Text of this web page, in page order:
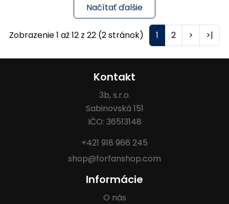
Načítať ďalšie
Zobrazenie 1 až 12 z 22 (2 stránok) 1 2 > >|
Kontakt
3b, s.r.o.
Sabinovská 151
IČO: 36513148
+421 918 966 245
shop@forfanshop.com
Informácie
O nás